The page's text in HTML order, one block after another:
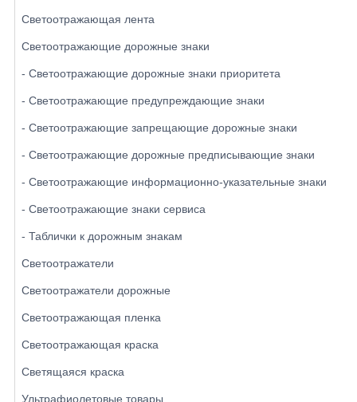
Светоотражающая лента
Светоотражающие дорожные знаки
- Светоотражающие дорожные знаки приоритета
- Светоотражающие предупреждающие знаки
- Светоотражающие запрещающие дорожные знаки
- Светоотражающие дорожные предписывающие знаки
- Светоотражающие информационно-указательные знаки
- Светоотражающие знаки сервиса
- Таблички к дорожным знакам
Светоотражатели
Светоотражатели дорожные
Светоотражающая пленка
Светоотражающая краска
Светящаяся краска
Ультрафиолетовые товары